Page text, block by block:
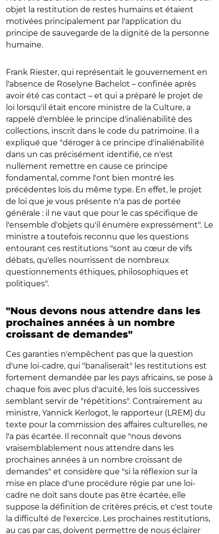
objet la restitution de restes humains et étaient
motivées principalement par l'application du
principe de sauvegarde de la dignité de la personne
humaine.
Frank Riester, qui représentait le gouvernement en
l'absence de Roselyne Bachelot – confinée après
avoir été cas contact – et qui a préparé le projet de
loi lorsqu'il était encore ministre de la Culture, a
rappelé d'emblée le principe d'inaliénabilité des
collections, inscrit dans le code du patrimoine. Il a
expliqué que "déroger à ce principe d'inaliénabilité
dans un cas précisément identifié, ce n'est
nullement remettre en cause ce principe
fondamental, comme l'ont bien montré les
précédentes lois du même type. En effet, le projet
de loi que je vous présente n'a pas de portée
générale : il ne vaut que pour le cas spécifique de
l'ensemble d'objets qu'il énumère expressément". Le
ministre a toutefois reconnu que les questions
entourant ces restitutions "sont au cœur de vifs
débats, qu'elles nourrissent de nombreux
questionnements éthiques, philosophiques et
politiques".
"Nous devons nous attendre dans les
prochaines années à un nombre
croissant de demandes"
Ces garanties n'empêchent pas que la question
d'une loi-cadre, qui "banaliserait" les restitutions est
fortement demandée par les pays africains, se pose à
chaque fois avec plus d'acuité, les lois successives
semblant servir de "répétitions". Contrairement au
ministre, Yannick Kerlogot, le rapporteur (LREM) du
texte pour la commission des affaires culturelles, ne
l'a pas écartée. Il reconnaît que "nous devons
vraisemblablement nous attendre dans les
prochaines années à un nombre croissant de
demandes" et considère que "si la réflexion sur la
mise en place d'une procédure régie par une loi-
cadre ne doit sans doute pas être écartée, elle
suppose la définition de critères précis, et c'est toute
la difficulté de l'exercice. Les prochaines restitutions,
au cas par cas, doivent permettre de nous éclairer